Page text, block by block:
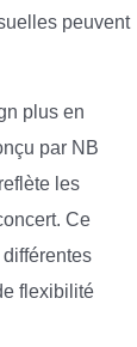
peuvent
plus en
par NB
les
Ce
différentes
flexibilité